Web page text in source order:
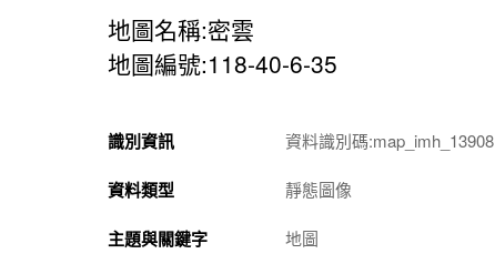
地圖名稱:密雲
地圖編號:118-40-6-35
識別資訊 資料識別碼:map_imh_13908
資料類型 靜態圖像
主題與關鍵字 地圖